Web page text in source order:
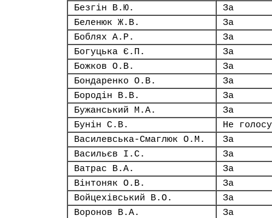
Безгін В.Ю.
За
Беленюк Ж.В.
За
Боблях А.Р.
За
Богуцька Є.П.
За
Божков О.В.
За
Бондаренко О.В.
За
Бородін В.В.
За
Бужанський М.А.
За
Бунін С.В.
Не
Василевська-Смаглюк О.М.
За
Васильєв І.С.
За
Ватрас В.А.
За
Вінтоняк О.В.
За
Войцехівський В.О.
За
Воронов В.А.
За